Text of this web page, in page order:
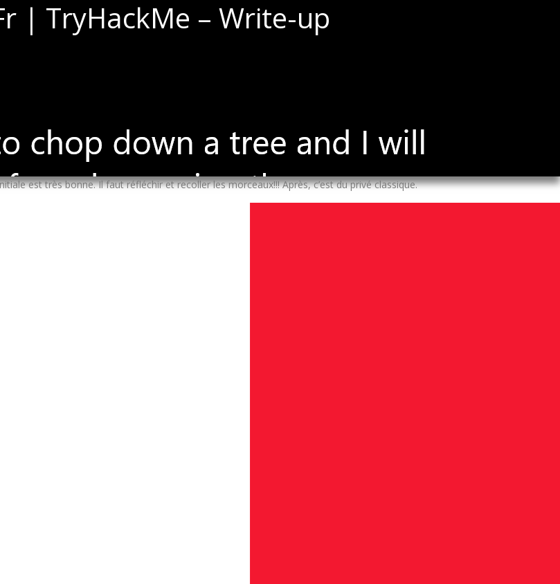
| TryHackMe – Write-up
est très bonne. Il faut réfléchir et recoller les morceaux!!! Après, c’est du privé classique.